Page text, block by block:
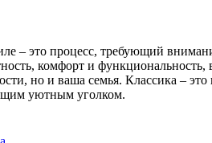
– это процесс, требующий
комфорт и функциональность,
но и ваша семья. Классика – это
уютным уголком.